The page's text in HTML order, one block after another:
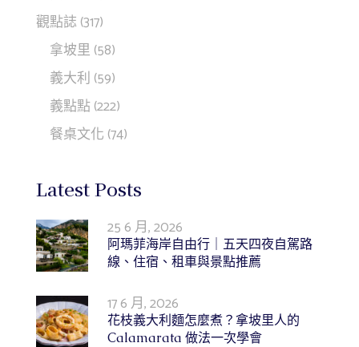
觀點誌 (317)
拿坡里 (58)
義大利 (59)
義點點(222)
餐桌文化 (74)
Latest Posts
25 6 月, 2026
阿瑪菲海岸自由行｜五天四夜自駕路
線、住宿、租車與景點推薦
17 6 月, 2026
花枝義大利麵怎麼煮？拿坡里人的
Calamarata 做法一次學會